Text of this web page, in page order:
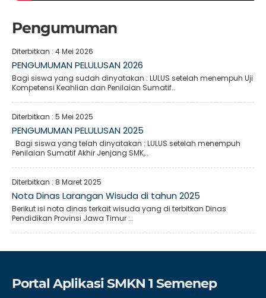
Pengumuman
Diterbitkan : 4 Mei 2026
PENGUMUMAN PELULUSAN 2026
Bagi siswa yang sudah dinyatakan : LULUS setelah menempuh Uji
Kompetensi Keahlian dan Penilaian Sumatif..
Diterbitkan : 5 Mei 2025
PENGUMUMAN PELULUSAN 2025
Bagi siswa yang telah dinyatakan : LULUS setelah menempuh
Penilaian Sumatif Akhir Jenjang SMK,..
Diterbitkan : 8 Maret 2025
Nota Dinas Larangan Wisuda di tahun 2025
Berikut isi nota dinas terkait wisuda yang di terbitkan Dinas
Pendidikan Provinsi Jawa Timur :..
Portal Aplikasi SMKN 1 Semenep